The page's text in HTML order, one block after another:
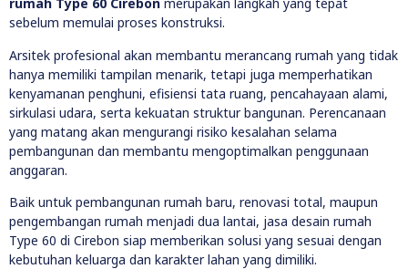
sebelum memulai proses konstruksi.
Arsitek profesional akan membantu merancang rumah yang tidak
hanya memiliki tampilan menarik, tetapi juga memperhatikan
kenyamanan penghuni, efisiensi tata ruang, pencahayaan alami,
sirkulasi udara, serta kekuatan struktur bangunan. Perencanaan
yang matang akan mengurangi risiko kesalahan selama
pembangunan dan membantu mengoptimalkan penggunaan
anggaran.
Baik untuk pembangunan rumah baru, renovasi total, maupun
pengembangan rumah menjadi dua lantai, jasa desain rumah
Type 60 di Cirebon siap memberikan solusi yang sesuai dengan
kebutuhan keluarga dan karakter lahan yang dimiliki.